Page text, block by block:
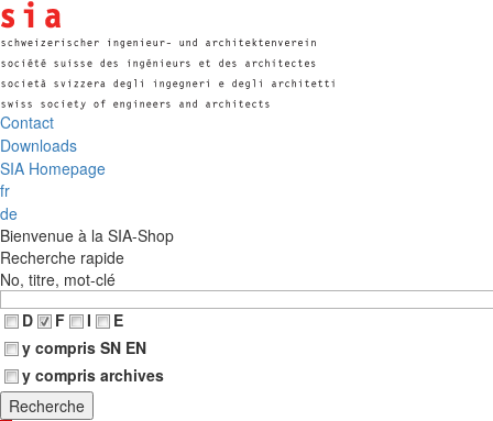
Contact
Downloads
SIA Homepage
fr
de
Bienvenue à la SIA-Shop
Recherche rapide
No, titre, mot-clé
D
F I
E
y compris SN EN
y compris archives